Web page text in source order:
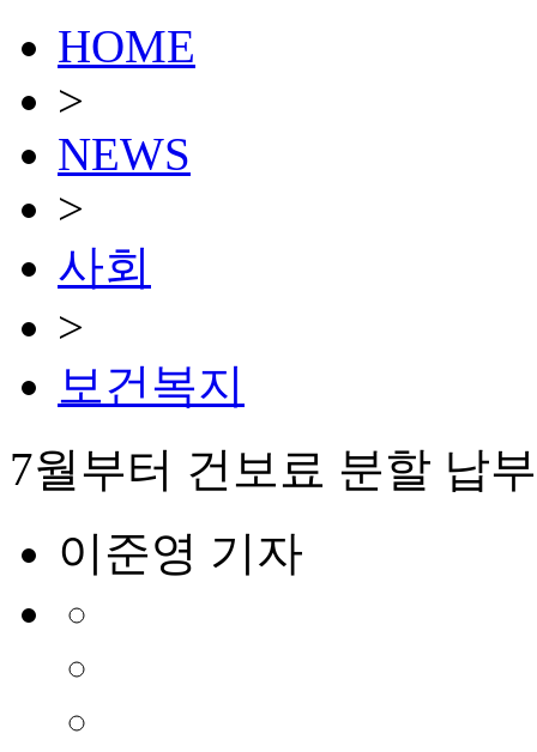
HOME
>
NEWS
>
사회
>
보건복지
7월부터 건보료 분할 납
이준영 기자